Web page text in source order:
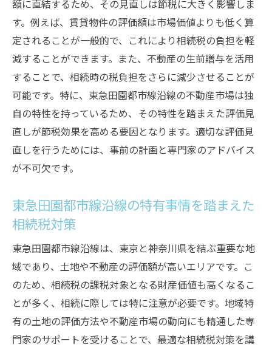
額に直結するため、その見直しは節税に大きく影響しま
す。例えば、賃貸物件の評価額は市場価値よりも低く算
定されることが一般的で、これにより相続税の負担を軽
減することができます。また、不動産の生前贈与を活用
することで、相続時の税負担をさらに減少させることが
可能です。特に、東急田園都市線沿線の不動産市場は独
自の特性を持っているため、その特性を踏まえた評価見
直しが節税効果を高める要因となります。適切な評価見
直しを行うためには、事前の計画と専門家のアドバイス
が不可欠です。
東急田園都市線沿線の特有事情を踏まえた
相続税対策
東急田園都市線沿線は、東京と神奈川県を結ぶ重要な地
域であり、土地や不動産の評価額が高いエリアです。こ
のため、相続税の課税対象となる財産価値も高くなるこ
とが多く、相続に際しては特に注意が必要です。地域特
有の土地の評価方法や不動産市場の動向にも精通した専
門家のサポートを受けることで、最適な相続税対策を講